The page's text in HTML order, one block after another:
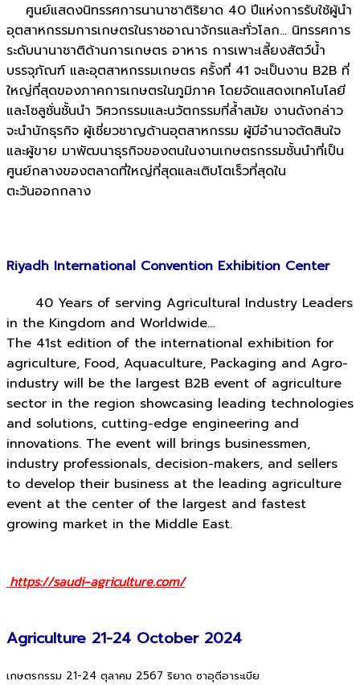
ศูนย์แสดงนิทรรศการนานาชาติริยาด 40 ปีแห่งการรับใช้ผู้นำ
อุตสาหกรรมการเกษตรในราชอาณาจักรและทั่วโลก… นิทรรศการ
ระดับนานาชาติด้านการเกษตร อาหาร การเพาะเลี้ยงสัตว์น้ำ
บรรจุภัณฑ์ และอุตสาหกรรมเกษตร ครั้งที่ 41 จะเป็นงาน B2B ที่
ใหญ่ที่สุดของภาคการเกษตรในภูมิภาค โดยจัดแสดงเทคโนโลยี
และโซลูชั่นชั้นนำ วิศวกรรมและนวัตกรรมที่ล้ำสมัย งานดังกล่าว
จะนำนักธุรกิจ ผู้เชี่ยวชาญด้านอุตสาหกรรม ผู้มีอำนาจตัดสินใจ
และผู้ขาย มาพัฒนาธุรกิจของตนในงานเกษตรกรรมชั้นนำที่เป็น
ศูนย์กลางของตลาดที่ใหญ่ที่สุดและเติบโตเร็วที่สุดใน
ตะวันออกกลาง
Riyadh International Convention Exhibition Center
40 Years of serving Agricultural Industry Leaders
in the Kingdom and Worldwide…
The 41st edition of the international exhibition for
agriculture, Food, Aquaculture, Packaging and Agro-
industry will be the largest B2B event of agriculture
sector in the region showcasing leading technologies
and solutions, cutting-edge engineering and
innovations. The event will brings businessmen,
industry professionals, decision-makers, and sellers
to develop their business at the leading agriculture
event at the center of the largest and fastest
growing market in the Middle East.
https://saudi-agriculture.com/
Agriculture 21-24 October 2024
เกษตรกรรม 21-24 ตุลาคม 2567 ริยาด ซาอุดีอาระเบีย